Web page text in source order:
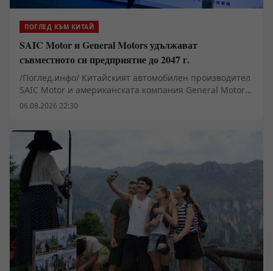
ПОГЛЕД КЪМ КИТАЙ
SAIC Motor и General Motors удължават
съвместното си предприятие до 2047 г.
/Поглед.инфо/ Китайският автомобилен производител
SAIC Motor и американската компания General Motors
(GM) подписаха споразумение за удължаване на
06.08.2026 22:30